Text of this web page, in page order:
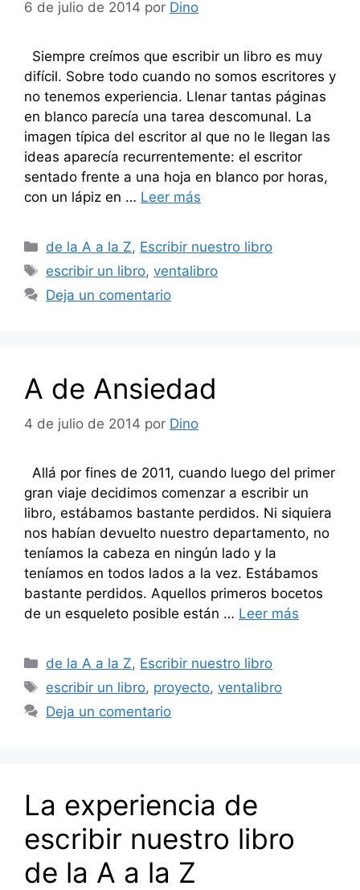
6 de julio de 2014 por Dino
Siempre creímos que escribir un libro es muy
difícil. Sobre todo cuando no somos escritores y
no tenemos experiencia. Llenar tantas páginas
en blanco parecía una tarea descomunal. La
imagen típica del escritor al que no le llegan las
ideas aparecía recurrentemente: el escritor
sentado frente a una hoja en blanco por horas,
con un lápiz en … Leer más
Categorías
de la A a la Z, Escribir nuestro libro
Etiquetas
escribir un libro,ventalibro
Deja un comentario
A de Ansiedad
4 de julio de 2014 por Dino
Allá por fines de 2011, cuando luego del primer
gran viaje decidimos comenzar a escribir un
libro, estábamos bastante perdidos. Ni siquiera
nos habían devuelto nuestro departamento, no
teníamos la cabeza en ningún lado y la
teníamos en todos lados a la vez. Estábamos
bastante perdidos. Aquellos primeros bocetos
de un esqueleto posible están … Leer más
Categorías
de la A a la Z, Escribir nuestro libro
Etiquetas
escribir un libro, proyecto,ventalibro
Deja un comentario
La experiencia de
escribir nuestro libro
de la A a la Z